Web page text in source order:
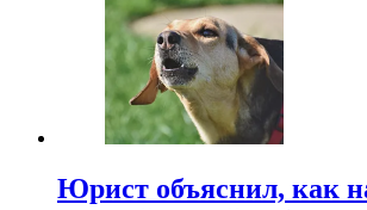
Юрист объяснил, как